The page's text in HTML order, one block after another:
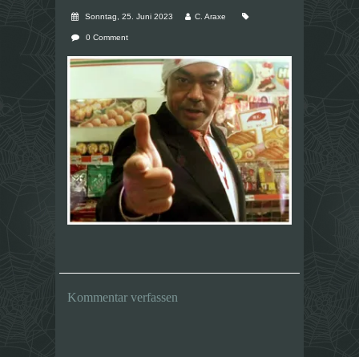
Sonntag, 25. Juni 2023 C. Araxe
0 Comment
Kommentar verfassen